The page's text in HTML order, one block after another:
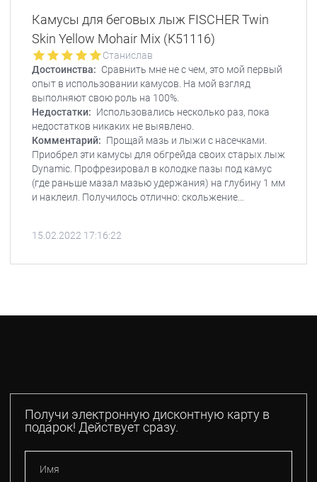
Камусы для беговых лыж FISCHER Twin
Skin Yellow Mohair Mix (K51116)
Станислав
Достоинства:
опыт в использовании камусов. На мой взгляд
выполняют свою роль на 100%.
Недостатки:
недостатков никаких не выявлено.
Комментарий:
Приобрел эти камусы для обгрейда своих старых лыж
Dynamic. Профрезировал в колодке пазы под камус
(где раньше мазал мазью удержания) на глубину 1 мм
и наклеил. Получилось отлично: скольжение
теперь лучше. Себе теперь буду брать нормальные
15.02.2022 17:16:22
Получи электронную дисконтную карту в
подарок! Действует сразу.